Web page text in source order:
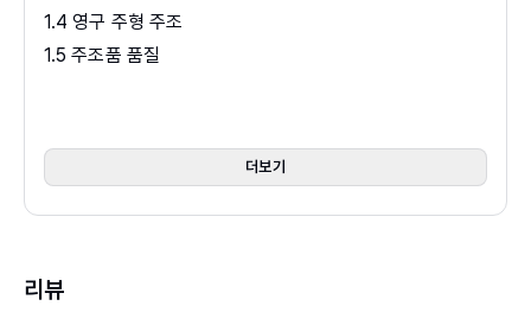
1.4 영구 주형 주조
1.5 주조품 품질
CHAPTER 02 비금속 성형 공정
2.1 플라스틱 성형 공정
2.3 고분자 기질 복합재료 성형 공정
더보기
리뷰